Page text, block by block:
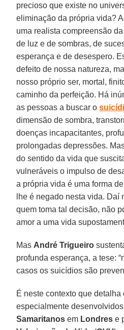
precioso que existe no
eliminação da própria vida?
uma realista compreensão
de luz e de sombras, de
esperança e de desespero.
defeito de nossa natureza,
nosso próprio ser, mortal,
caminho da perfeição. Há
as pessoas a buscar o
dimensão de sombra,
doenças incapacitantes,
prolongadas depressões.
do sentido da vida que
vulneráveis o impulso de
a própria vida é uma forma
lhe é negado nesta vida. Daí
quem toma tal decisão, não
amor a uma vida
Mas André Trigueiro
profunda esperança, a tese:
casos os suicídios são
É neste contexto que
especialmente
Samaritanos em Londres e